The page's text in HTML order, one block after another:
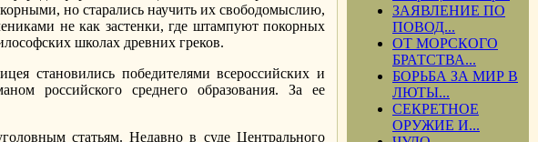
но старались научить их свободомыслию,
не как застенки, где штампуют покорных
школах древних греков.
становились победителями всероссийских и
российского среднего образования. За ее
статьям. Недавно в суде Центрального
ЗАЯВЛЕНИЕ ПО
ПОВОД...
ОТ МОРСКОГО
БРАТСТВА...
БОРЬБА ЗА МИР В
ЛЮТЫ...
СЕКРЕТНОЕ
ОРУЖИЕ И...